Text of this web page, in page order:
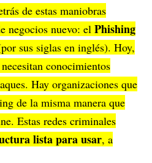
de estas maniobras
negocios nuevo: el Phishing
sus siglas en inglés). Hoy,
conocimientos
Hay organizaciones que
de la misma manera que
Estas redes criminales
lista para usar, a